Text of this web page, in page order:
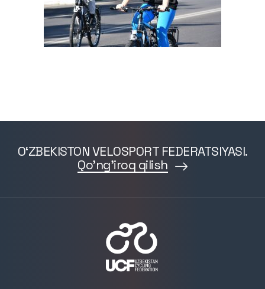
O‘ZBEKISTON VELOSPORT FEDERATSIYASI.
Qo'ng'iroq qilish